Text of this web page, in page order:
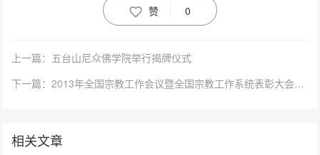
赞 0
上一篇：五台山尼众佛学院举行揭牌仪式
下一篇：2013年全国宗教工作会议暨全国宗教工作系统表彰大会在北京举行
相关文章